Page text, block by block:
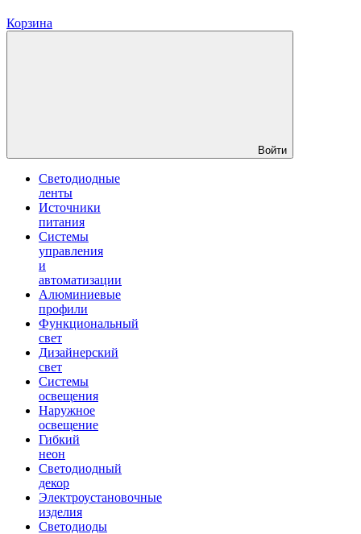
Корзина
Войти
Светодиодные
ленты
Источники
питания
Системы
управления
и
автоматизации
Алюминиевые
профили
Функциональный
свет
Дизайнерский
свет
Системы
освещения
Наружное
освещение
Гибкий
неон
Светодиодный
декор
Электроустановочные
изделия
Светодиоды